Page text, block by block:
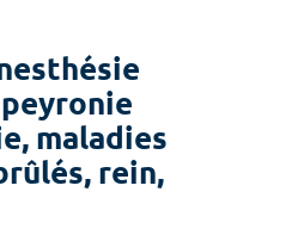
maladies
rein,